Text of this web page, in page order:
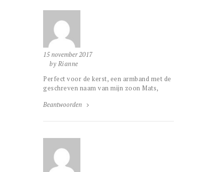
15 november 2017
by Rianne
Perfect voor de kerst, een armband met de
geschreven naam van mijn zoon Mats,
Beantwoorden